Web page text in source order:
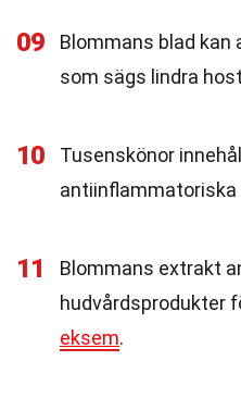
09
Blommans blad
som sägs lindra
10
Tusenskönor
antiinflammatoriska
11
Blommans extrakt
hudvårdsprodukter
eksem.